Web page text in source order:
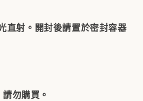
直射。開封後請置於密封容器
勿購買。